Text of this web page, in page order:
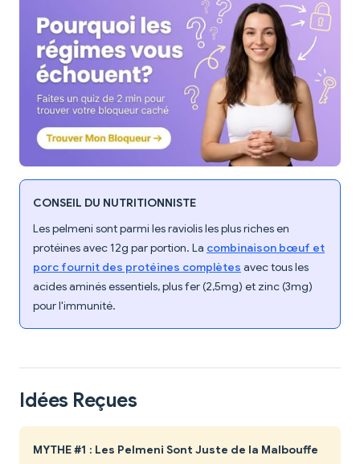
CONSEIL DU NUTRITIONNISTE
Les pelmeni sont parmi les raviolis les plus riches en
protéines avec 12g par portion. La combinaison bœuf et
porc fournit des protéines complètes avec tous les
acides aminés essentiels, plus fer (2,5mg) et zinc (3mg)
pour l'immunité.
Idées Reçues
MYTHE #1 : Les Pelmeni Sont Juste de la Malbouffe